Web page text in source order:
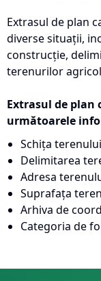
Extrasul de plan
diverse situații,
construcție,
terenurilor
Extrasul de
următoarele
Schița terenului
Delimitarea
Adresa
Suprafața
Arhiva de
Categoria de